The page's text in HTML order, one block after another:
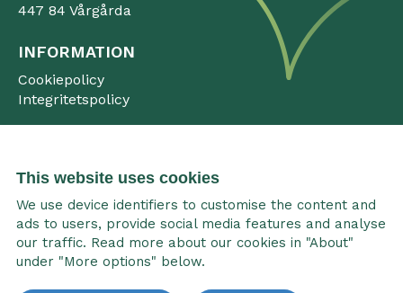
This website uses cookies
We use device identifiers to customise the content and
ads to users, provide social media features and analyse
our traffic. Read more about our cookies in "About"
under "More options" below.
447 84 Vårgårda
INFORMATION
Cookiepolicy
Integritetspolicy